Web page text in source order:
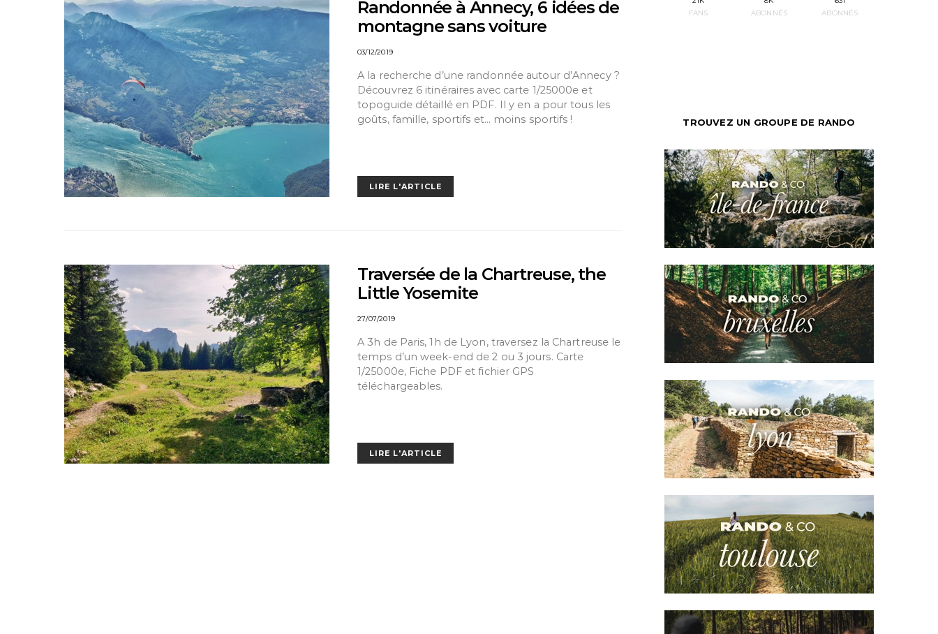
Randonnée à Annecy, 6 idées de
montagne sans voiture
03/12/2019
A la recherche d’une randonnée autour d’Annecy ?
Découvrez 6 itinéraires avec carte 1/25000e et
topoguide détaillé en PDF. Il y en a pour tous les
goûts, famille, sportifs et… moins sportifs !
LIRE L'ARTICLE
Traversée de la Chartreuse, the
Little Yosemite
27/07/2019
A 3h de Paris, 1h de Lyon, traversez la Chartreuse le
temps d’un week-end de 2 ou 3 jours. Carte
1/25000e, Fiche PDF et fichier GPS
téléchargeables.
LIRE L'ARTICLE
FANS
ABONNÉS
ABONNÉS
TROUVEZ UN GROUPE DE RANDO